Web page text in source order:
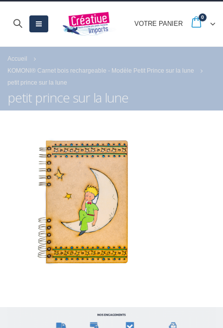
VOTRE PANIER
0
Accueil
KOMONI® Carnet bois rechargeable - Modèle Petit Prince sur la lune
petit prince sur la lune
petit prince sur la lune